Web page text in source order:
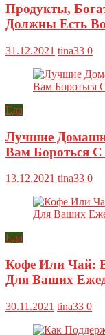
Продукты,
Должны Есть
31.12.2021 tina33 0
Еда
Лучшие
Вам Бороться
13.12.2021 tina33 0
Еда
Кофе Или Чай:
Для Ваших
30.11.2021 tina33 0